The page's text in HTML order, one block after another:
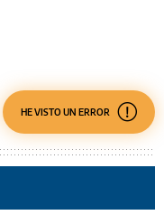
HE VISTO UN ERROR